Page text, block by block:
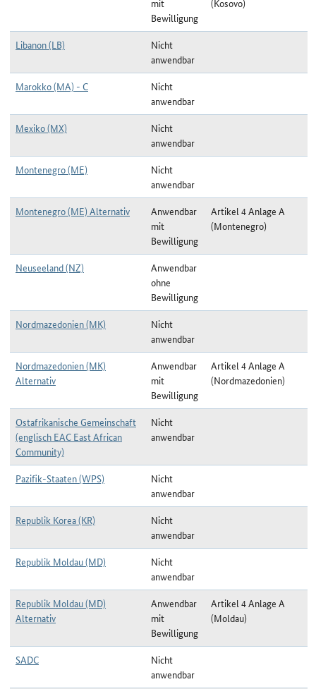
mit
Bewilligung
(Kosovo)
Libanon (LB)
Nicht
anwendbar
Marokko (MA) - C
Nicht
anwendbar
Mexiko (MX)
Nicht
anwendbar
Montenegro (ME)
Nicht
anwendbar
Montenegro (ME) Alternativ
Anwendbar
mit
Bewilligung
Artikel 4 Anlage A
(Montenegro)
Neuseeland (NZ)
Anwendbar
ohne
Bewilligung
Nordmazedonien (MK)
Nicht
anwendbar
Nordmazedonien (MK)
Alternativ
Anwendbar
mit
Bewilligung
Artikel 4 Anlage A
(Nordmazedonien)
Ostafrikanische Gemeinschaft
(englisch EAC East African
Community)
Nicht
anwendbar
Pazifik-Staaten (WPS)
Nicht
anwendbar
Republik Korea (KR)
Nicht
anwendbar
Republik Moldau (MD)
Nicht
anwendbar
Republik Moldau (MD)
Alternativ
Anwendbar
mit
Bewilligung
Artikel 4 Anlage A
(Moldau)
SADC
Nicht
anwendbar